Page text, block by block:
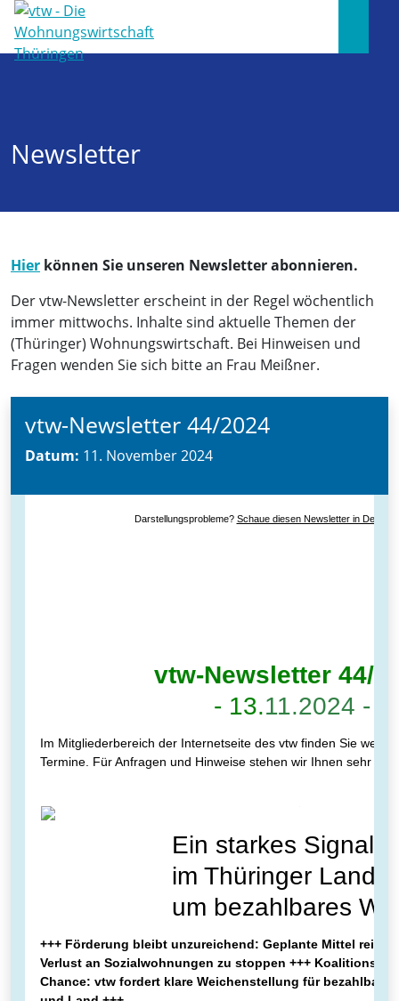
Newsletter
Hier können Sie unseren Newsletter abonnieren.
Der vtw-Newsletter erscheint in der Regel wöchentlich
immer mittwochs. Inhalte sind aktuelle Themen der
(Thüringer) Wohnungswirtschaft. Bei Hinweisen und
Fragen wenden Sie sich bitte an Frau Meißner.
vtw-Newsletter 44/2024
Datum: 11. November 2024